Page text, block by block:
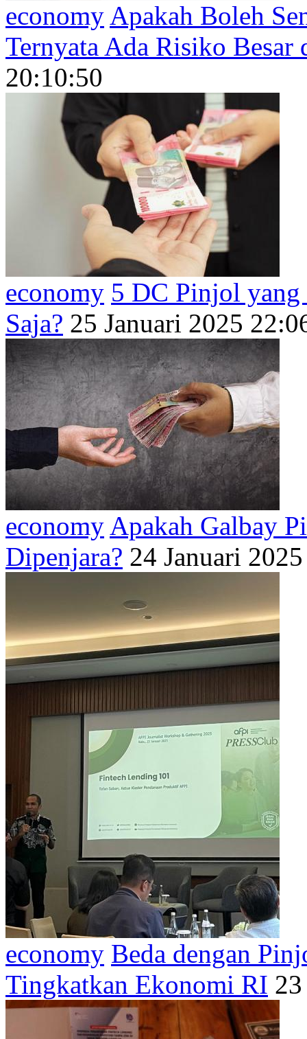
economy Apakah Boleh
Ternyata Ada Risiko
20:10:50
economy 5 DC Pinjol yang
Saja? 25 Januari 2025
economy Apakah Galbay
Dipenjara? 24 Januari
economy Beda dengan
Tingkatkan Ekonomi RI